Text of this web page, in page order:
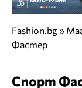
Fashion.bg»
Фастер
Спорт